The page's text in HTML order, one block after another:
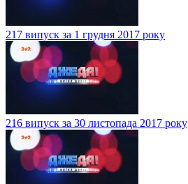
217 випуск за 1 грудня 2017 року
216 випуск за 30 листопада 2017 року